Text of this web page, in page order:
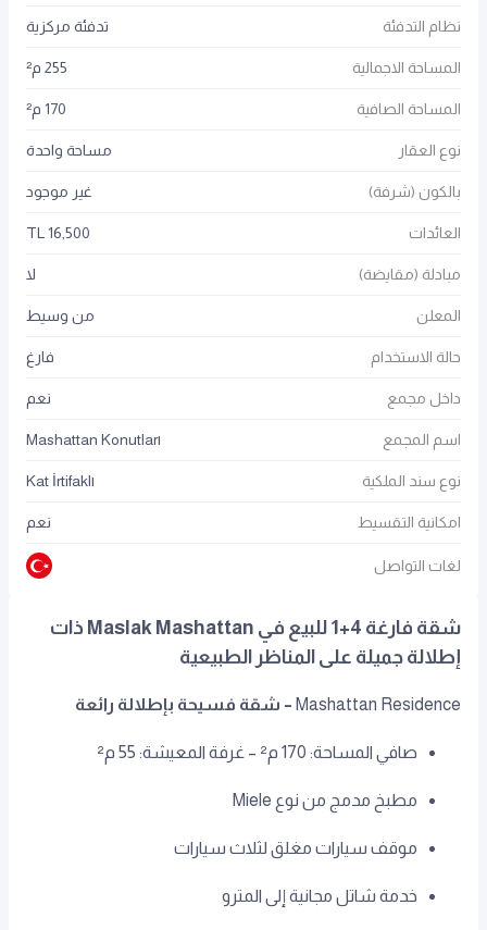
نظام التدفئة تدفئة مركزية
المساحة الاجمالية 255 م²
المساحة الصافية 170 م²
نوع العقار مساحة واحدة
بالكون (شرفة) غير موجود
العائدات 16,500 TL
مبادلة (مقايضة) لا
المعلن من وسيط
حالة الاستخدام فارغ
داخل مجمع نعم
اسم المجمع Mashattan Konutları
نوع سند الملكية Kat İrtifaklı
امكانية التقسيط نعم
لغات التواصل
شقة فارغة 4+1 للبيع في Maslak Mashattan ذات
إطلالة جميلة على المناظر الطبيعية
Mashattan Residence – شقة فسيحة بإطلالة رائعة
صافي المساحة: 170 م² – غرفة المعيشة: 55 م²
مطبخ مدمج من نوع Miele
موقف سيارات مغلق لثلاث سيارات
خدمة شاتل مجانية إلى المترو